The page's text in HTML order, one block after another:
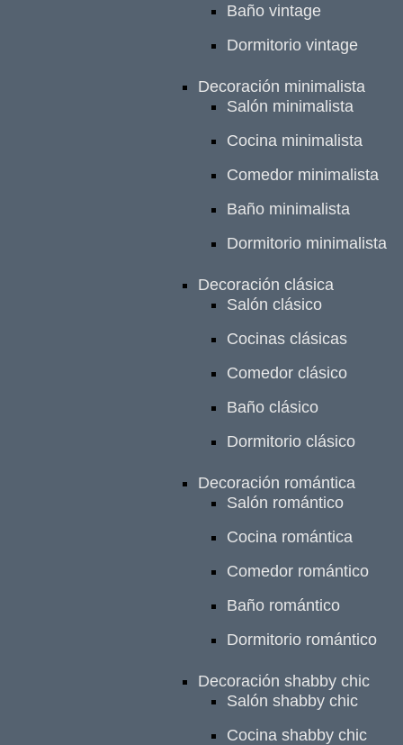
Baño vintage
Dormitorio vintage
Decoración minimalista
Salón minimalista
Cocina minimalista
Comedor minimalista
Baño minimalista
Dormitorio minimalista
Decoración clásica
Salón clásico
Cocinas clásicas
Comedor clásico
Baño clásico
Dormitorio clásico
Decoración romántica
Salón romántico
Cocina romántica
Comedor romántico
Baño romántico
Dormitorio romántico
Decoración shabby chic
Salón shabby chic
Cocina shabby chic